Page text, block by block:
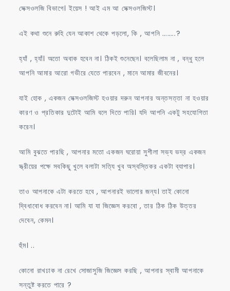
সেক্সওলজি বিভাগে। ইয়েস ! আই এম আ সেক্সওলজিস্ট।
এই কথা শুনে রুহি যেন আকাশ থেকে পড়লো, কি , আপনি ……..?
হ্যাঁ , হ্যাঁ। অতো অবাক হবেন না। ঠিকই শুনেছেন। বলেছিলাম না , বন্ধু হলে
আপনি আমার আরো গভীরে যেতে পারবেন , মানে আমার জীবনের।
যাই হোক , একজন সেক্সওলজিস্ট হওয়ার দরুন আপনার অন্তসত্তা না হওয়ার
কারণ ও প্রতিকার দুটোই আমি বলে দিতে পারি। যদি আপনি একটু সহযোগিতা
করেন।
আমি বুঝতে পারছি , আপনার মতো একজন ঘরোয়া সুশীলা সভ্য ভদ্র একজন
স্ত্রীয়ের পক্ষে সবকিছু খুলে বলাটা সত্যি খুব অস্বস্তিকর একটা ব্যাপার।
তাও আপনাকে এটা করতে হবে , আপনারই ভালোর জন্য। তাই কোনো
দ্বিধাবোধ করবেন না। আমি যা যা জিজ্ঞেস করবো , তার ঠিক ঠিক উত্তর
দেবেন, কেমন।
হুঁম। ..
কোনো রাখঢাক না রেখে সোজাসুজি জিজ্ঞেস করছি , আপনার স্বামী আপনাকে
সন্তুষ্ট করতে পারে ?